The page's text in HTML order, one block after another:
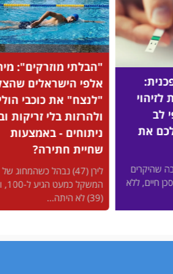
"הבלתי מוזרקים": מיהם
אלפי הישראלים שהצליחו
"לנצח" את כוכבי הוליווד
ולהרזות בלי זריקות ובלי
ניתוחים - באמצעות
שחיית חתירה?
לירן (47) נבהל כשהמחוג של
המשקל כמעט הגיע ל-100, ודקלה
על
החיים
רבים
לשמור